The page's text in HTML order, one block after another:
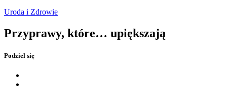
Uroda i Zdrowie
Przyprawy, które… upiększają
Podziel się